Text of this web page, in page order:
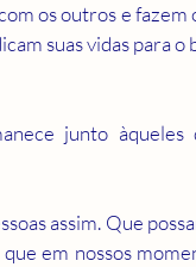
os outros e
suas vidas para
junto
assim. Que
que em nossos